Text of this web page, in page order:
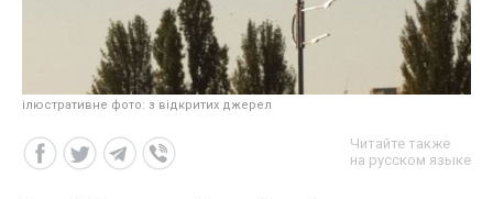
ілюстративне фото: з відкритих джерел
Читайте также
на русском языке